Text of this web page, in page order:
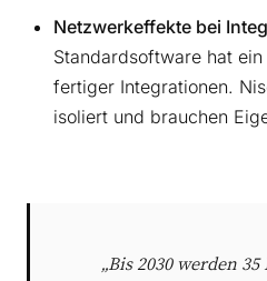
Netzwerkeffekte bei
Standardsoftware hat
fertiger Integrationen.
isoliert und brauchen
„Bis 2030 werden 35